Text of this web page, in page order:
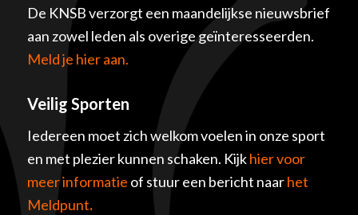
De KNSB verzorgt een maandelijkse nieuwsbrief
aan zowel leden als overige geïnteresseerden.
Meld je hier aan.
Veilig Sporten
Iedereen moet zich welkom voelen in onze sport
en met plezier kunnen schaken. Kijkhier voor
meer informatie of stuur een bericht naarhet
Meldpunt.